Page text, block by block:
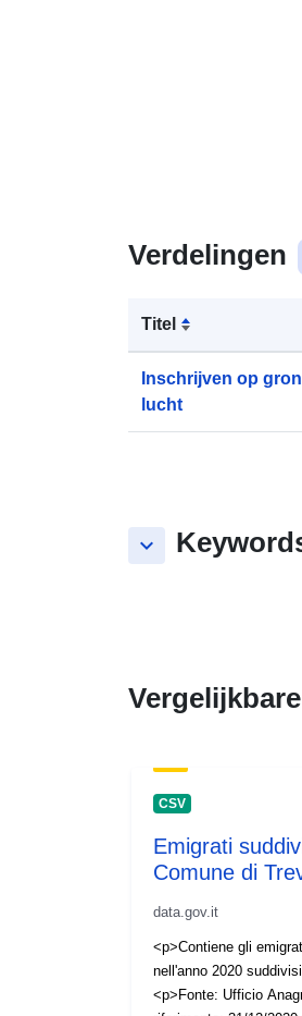
Verdelingen
Titel
Inschrijven op
lucht
keyboard_arrow_down
CSV
Emigrati
Comune di
data.gov.it
<p>Contiene gli
nell'anno 2020
<p>Fonte: Ufficio Anagrafe</p>